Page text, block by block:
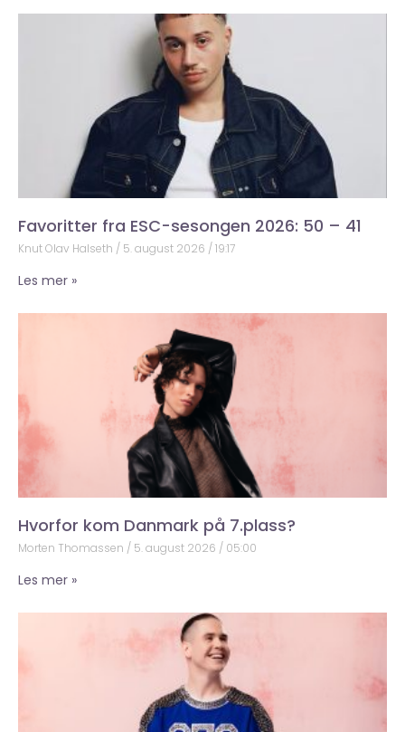
Favoritter fra ESC-sesongen 2026: 50 – 41
Knut Olav Halseth 5. august 2026 19:17
Les mer »
Hvorfor kom Danmark på 7.plass?
Morten Thomassen 5. august 2026 05:00
Les mer »